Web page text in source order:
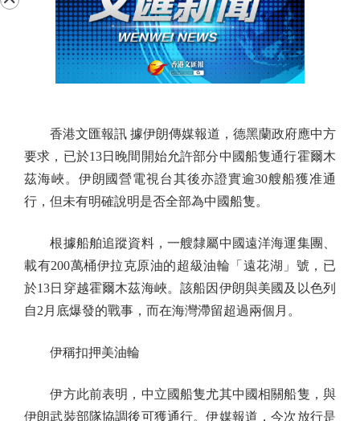
香港文匯報訊 據伊朗傳媒報道，德黑蘭政府應中方
要求，已於13日晚間開始允許部分中國船隻通行霍爾木
茲海峽。伊朗國營電視台其後亦證實逾30艘船獲准通
行，但未有明確說明是否全部為中國船隻。
根據船舶追蹤資料，一艘隸屬中國遠洋海運集團、
載有200萬桶伊拉克原油的超級油輪「遠花湖」號，已
於13日穿越霍爾木茲海峽。該船因伊朗與美國及以色列
自2月底爆發的戰事，而在海灣滯留超過兩個月。
伊稱扣押美油輪
伊方此前表明，中立國船隻尤其中國相關船隻，與
伊朗武裝部隊協調後可獲通行。伊媒報道，今次放行是